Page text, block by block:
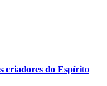
criadores do Espírito